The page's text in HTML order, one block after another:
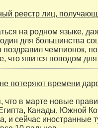
реестр лиц,
на родном языке,
для большинства
поздравил чемпионок,
что явится поводом для
потеряют времени
что в марте новые
Канады, Южной
и сейчас иностранные